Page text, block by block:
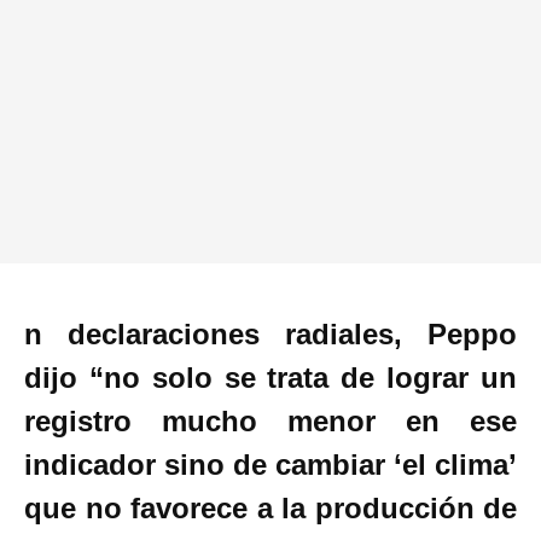
n declaraciones radiales, Peppo
dijo “no solo se trata de lograr un
registro mucho menor en ese
indicador sino de cambiar ‘el clima’
que no favorece a la producción de